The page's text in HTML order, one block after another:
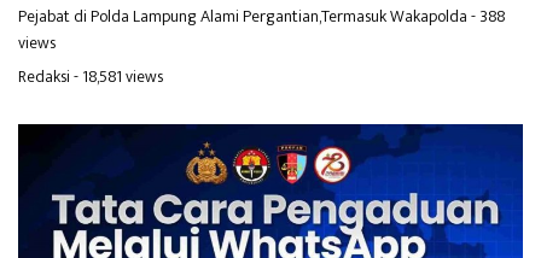
Pejabat di Polda Lampung Alami Pergantian,Termasuk Wakapolda- 388
views
Redaksi- 18,581 views